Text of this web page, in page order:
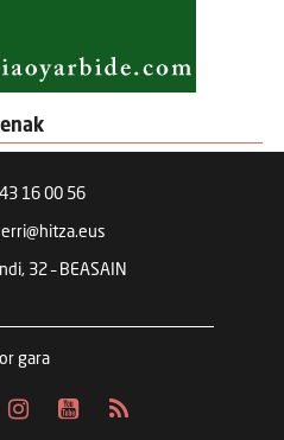
16 00 56
32 – BEASAIN
gara